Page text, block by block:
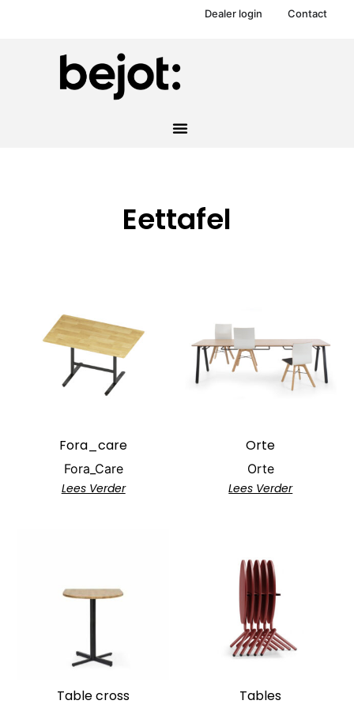
Dealer login Contact
Eettafel
Fora_care
Fora_Care
Lees Verder
Orte
Orte
Lees Verder
Table cross Tables